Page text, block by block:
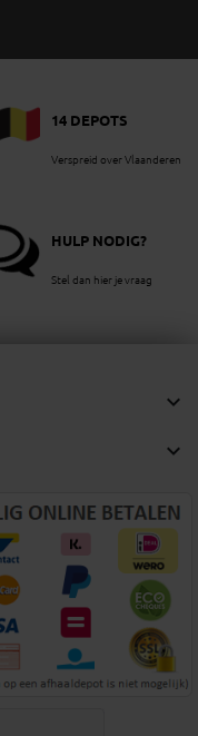
14 DEPOTS
Verspreid over Vlaanderen
HULP NODIG?
Stel dan hier je vraag

